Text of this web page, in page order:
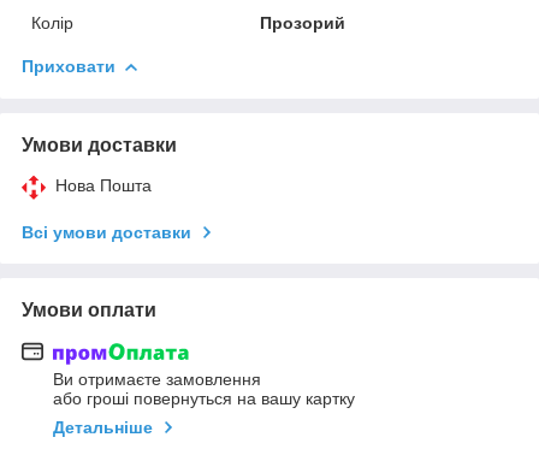
Колір
Прозорий
Приховати
Умови доставки
Нова Пошта
Всі умови доставки
Умови оплати
Ви отримаєте замовлення
або гроші повернуться на вашу картку
Детальніше